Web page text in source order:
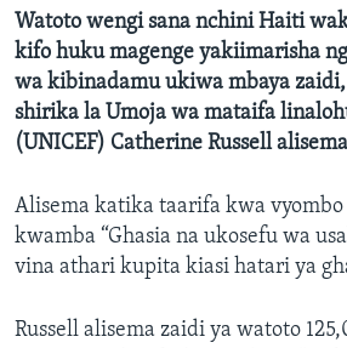
Watoto wengi sana nchini Haiti
kifo huku magenge yakiimarisha
wa kibinadamu ukiwa mbaya
shirika la Umoja wa mataifa
(UNICEF) Catherine Russell
Alisema katika taarifa kwa
kwamba “Ghasia na ukosefu wa
vina athari kupita kiasi hatari ya
Russell alisema zaidi ya watoto